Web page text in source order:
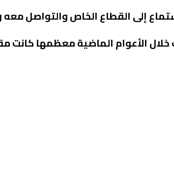
إلى القطاع الخاص والتواصل
الأعوام الماضية معظمها كانت